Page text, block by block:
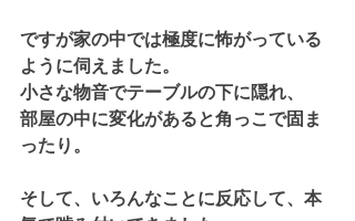
ですが家の中では極度に怖がっている
ように伺えました。
小さな物音でテーブルの下に隠れ、
部屋の中に変化があると角っこで固ま
ったり。
そして、いろんなことに反応して、本